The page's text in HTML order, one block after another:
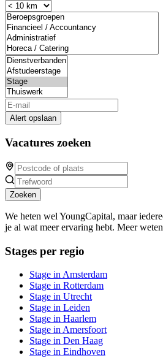
Alert opslaan
Vacatures zoeken
Zoeken
We heten wel YoungCapital, maar
je al wat meer ervaring hebt. Meer
Stages per regio
Stage in Amsterdam
Stage in Rotterdam
Stage in Utrecht
Stage in Leiden
Stage in Haarlem
Stage in Amersfoort
Stage in Den Haag
Stage in Eindhoven